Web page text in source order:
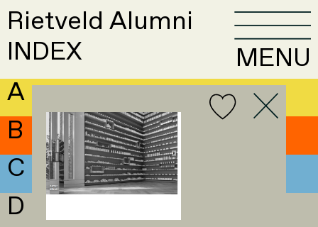
Rietveld Alumni
INDEX
MENU
A
B
C
D